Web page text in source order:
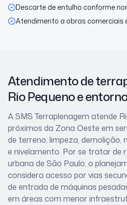
Descarte de entulho conforme
Atendimento a obras comerciais
Atendimento de
Rio Pequenoe
A SMS Terraplenagem atende
próximos da Zona Oeste em
de terreno, limpeza,
e nivelamento. Por se tratar de
urbana de São Paulo, o
considera acesso por vias
de entrada de máquinas
em áreas com menor